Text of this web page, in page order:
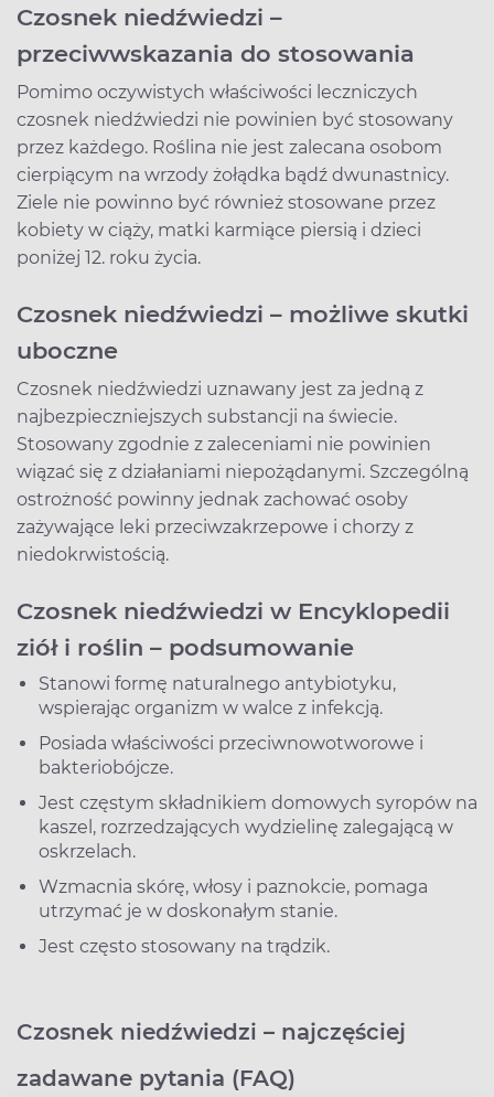
Czosnek niedźwiedzi –
przeciwwskazania do stosowania
Pomimo oczywistych właściwości leczniczych
czosnek niedźwiedzi nie powinien być stosowany
przez każdego. Roślina nie jest zalecana osobom
cierpiącym na wrzody żołądka bądź dwunastnicy.
Ziele nie powinno być również stosowane przez
kobiety w ciąży, matki karmiące piersią i dzieci
poniżej 12. roku życia.
Czosnek niedźwiedzi – możliwe skutki
uboczne
Czosnek niedźwiedzi uznawany jest za jedną z
najbezpieczniejszych substancji na świecie.
Stosowany zgodnie z zaleceniami nie powinien
wiązać się z działaniami niepożądanymi. Szczególną
ostrożność powinny jednak zachować osoby
zażywające leki przeciwzakrzepowe i chorzy z
niedokrwistością.
Czosnek niedźwiedzi w Encyklopedii
ziół i roślin – podsumowanie
Stanowi formę naturalnego antybiotyku,
wspierając organizm w walce z infekcją.
Posiada właściwości przeciwnowotworowe i
bakteriobójcze.
Jest częstym składnikiem domowych syropów na
kaszel, rozrzedzających wydzielinę zalegającą w
oskrzelach.
Wzmacnia skórę, włosy i paznokcie, pomaga
utrzymać je w doskonałym stanie.
Jest często stosowany na trądzik.
Czosnek niedźwiedzi – najczęściej
zadawane pytania (FAQ)